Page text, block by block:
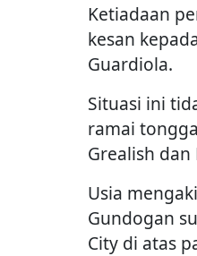
Ketiadaan
kesan
Guardiola.
Situasi ini
ramai
Grealish dan
Usia
Gundogan
City di atas